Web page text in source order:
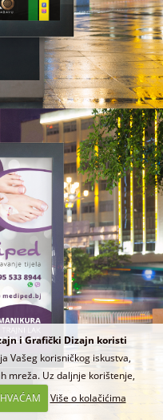
i Grafički Dizajn koristi
Vašeg korisničkog iskustva,
mreža. Uz daljnje korištenje,
Više o kolačićima